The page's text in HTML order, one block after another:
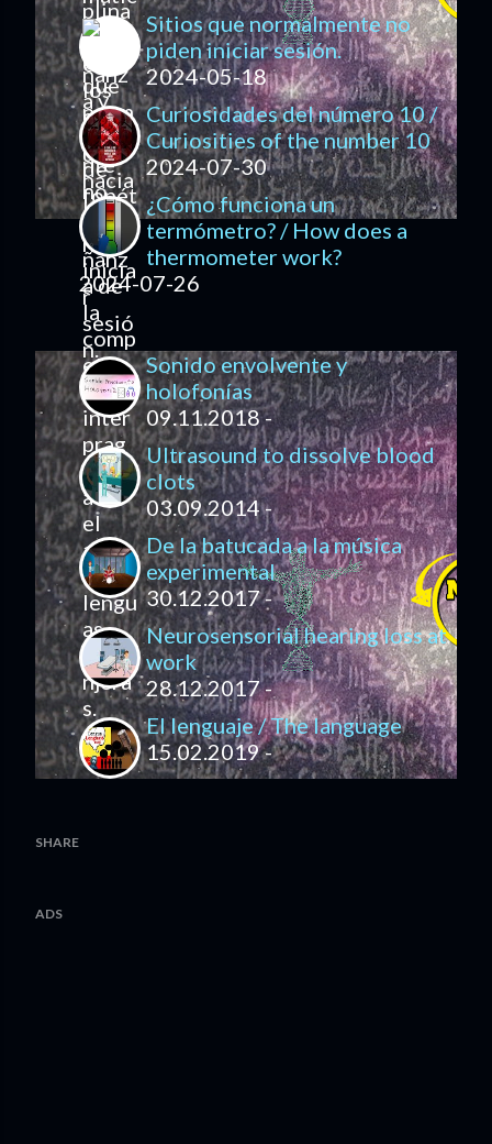
Sitios que normalmente no
piden iniciar sesión.
2024-05-18
Curiosidades del número 10 /
Curiosities of the number 10
2024-07-30
¿Cómo funciona un
termómetro? / How does a
thermometer work?
2024-07-26
Sonido envolvente y
holofonías
09.11.2018 -
Ultrasound to dissolve blood
clots
03.09.2014 -
De la batucada a la música
experimental
30.12.2017 -
Neurosensorial hearing loss at
work
28.12.2017 -
El lenguaje / The language
15.02.2019 -
SHARE
ADS